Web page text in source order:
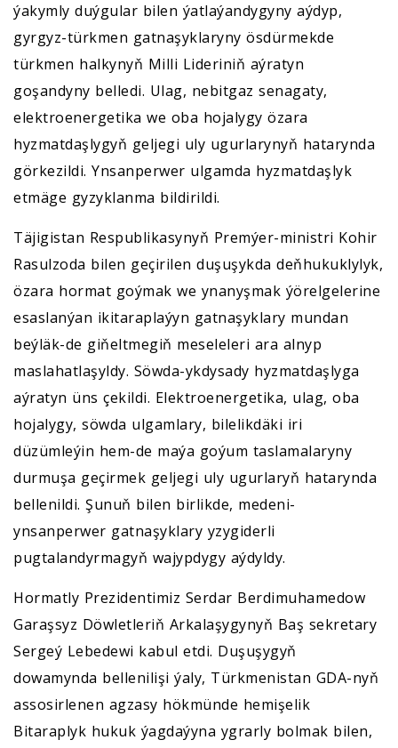
ýakymly duýgular bilen ýatlaýandygyny aýdyp,
gyrgyz-türkmen gatnaşyklaryny ösdürmekde
türkmen halkynyň Milli Lideriniň aýratyn
goşandyny belledi. Ulag, nebitgaz senagaty,
elektroenergetika we oba hojalygy özara
hyzmatdaşlygyň geljegi uly ugurlarynyň hatarynda
görkezildi. Ynsanperwer ulgamda hyzmatdaşlyk
etmäge gyzyklanma bildirildi.
Täjigistan Respublikasynyň Premýer-ministri Kohir
Rasulzoda bilen geçirilen duşuşykda deňhukuklylyk,
özara hormat goýmak we ynanyşmak ýörelgelerine
esaslanýan ikitaraplaýyn gatnaşyklary mundan
beýläk-de giňeltmegiň meseleleri ara alnyp
maslahatlaşyldy. Söwda-ykdysady hyzmatdaşlyga
aýratyn üns çekildi. Elektroenergetika, ulag, oba
hojalygy, söwda ulgamlary, bilelikdäki iri
düzümleýin hem-de maýa goýum taslamalaryny
durmuşa geçirmek geljegi uly ugurlaryň hatarynda
bellenildi. Şunuň bilen birlikde, medeni-
ynsanperwer gatnaşyklary yzygiderli
pugtalandyrmagyň wajypdygy aýdyldy.
Hormatly Prezidentimiz Serdar Berdimuhamedow
Garaşsyz Döwletleriň Arkalaşygynyň Baş sekretary
Sergeý Lebedewi kabul etdi. Duşuşygyň
dowamynda bellenilişi ýaly, Türkmenistan GDA-nyň
assosirlenen agzasy hökmünde hemişelik
Bitaraplyk hukuk ýagdaýyna ygrarly bolmak bilen,